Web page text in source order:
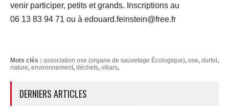
venir participer, petits et grands. Inscriptions au
06 13 83 94 71 ou à edouard.feinstein@free.fr
Mots clés : association ose (organe de sauvetage Écologique), ose, durtol,
nature, environnement, déchets, villars,
DERNIERS ARTICLES